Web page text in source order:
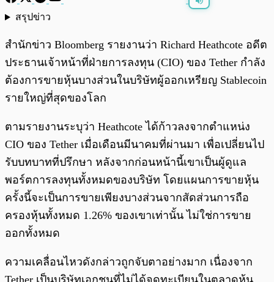
สรุปข่าว
สำนักข่าว Bloomberg รายงานว่า Richard Heathcote อดีต
ประธานเจ้าหน้าที่ฝ่ายการลงทุน (CIO) ของ Tether กำลัง
ต้องการขายหุ้นบางส่วนในบริษัทผู้ออกเหรียญ Stablecoin
รายใหญ่ที่สุดของโลก
ตามรายงานระบุว่า Heathcote ได้ก้าวลงจากตำแหน่ง
CIO ของ Tether เมื่อเดือนมีนาคมที่ผ่านมา เพื่อเปลี่ยนไป
รับบทบาทที่ปรึกษา หลังจากก่อนหน้านี้เขาเป็นผู้ดูแล
พอร์ตการลงทุนทั้งหมดของบริษัท โดยแผนการขายหุ้น
ครั้งนี้จะเป็นการขายเพียงบางส่วนจากสัดส่วนการถือ
ครองหุ้นทั้งหมด 1.26% ของเขาเท่านั้น ไม่ใช่การขาย
ออกทั้งหมด
ความเคลื่อนไหวดังกล่าวถูกจับตาอย่างมาก เนื่องจาก